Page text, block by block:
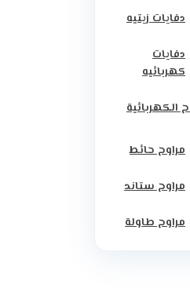
دفايات زيتيه
دفايات
كهربائيه
الكهربائية
مراوح حائط
مراوح ستاند
مراوح طاولة